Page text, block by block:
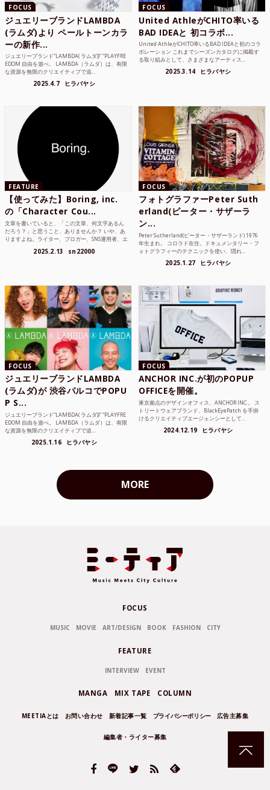
FOCUS
ジュエリーブランドLAMBDA
(ラムダ)より ペールトーンカラ
ーの新作...
ジュエリーブランド“LAMBDA( ラムダ))” “PLAYFRE
EDOM 自由を遊べ。 LAMBDA（ラムダ）は、有限
な資源を無限のクリエイティブで追...
2025.4.7 ヒラバヤシ
FOCUS
United AthleがCHITO率いる
BAD IDEAと 初コラボ...
United AthleがCHITO率いるBAD IDEAと初のコラ
ボレーション これまでシーズンカタログに掲載す
る取り組みとして、さまざまなアーティス...
2025.3.14 ヒラバヤシ
FEATURE
【使ってみた】Boring, inc.
の「Character Cou...
文章を書いていると、「この文章、何文字あるん
だろう？」と思うこと、ありませんか？ いや、あ
りますよね。ライター、ブロガー、SNS運用者、エ
2025.2.13 sn22000
FOCUS
フォトグラファーPeter Suth
erland(ピーター・サザーラ
ン...
Peter Sutherland(ピーター・サザーランド) 1976
年生まれ。 コロラド在住。ドキュメンタリー・フ
ォトグラフィーのテクニックを使い、隠れ...
2025.1.27 ヒラバヤシ
FOCUS
ジュエリーブランドLAMBDA
(ラムダ)が 渋谷パルコでPOPU
P S...
ジュエリーブランド“LAMBDA( ラムダ))” “PLAYFRE
EDOM 自由を遊べ。 LAMBDA（ラムダ）は、有限
な資源を無限のクリエイティブで追...
2025.1.16 ヒラバヤシ
FOCUS
ANCHOR INC.が初のPOPUP
OFFICEを開催。
東京拠点のデザインオフィス、ANCHOR INC.。 ス
トリートウェアブランド、BlackEyePatch を手掛
けるクリエイティブエージェンシーとして...
2024.12.19 ヒラバヤシ
MORE
FOCUS
MUSIC MOVIE ART/DESIGN BOOK FASHION CITY
FEATURE
INTERVIEW EVENT
MANGA MIX TAPE COLUMN
MEETIAとは お問い合わせ 新着記事一覧 プライバシーポリシー 広告主募集
編集者・ライター募集